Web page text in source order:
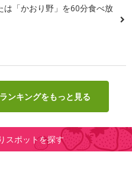
は「かおり野」を60分食べ放
ンキングをもっと見る
スポットを探す